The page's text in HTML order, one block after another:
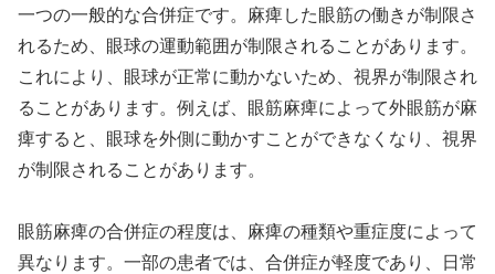
一つの一般的な合併症です。麻痺した眼筋の働きが制限さ
れるため、眼球の運動範囲が制限されることがあります。
これにより、眼球が正常に動かないため、視界が制限され
ることがあります。例えば、眼筋麻痺によって外眼筋が麻
痺すると、眼球を外側に動かすことができなくなり、視界
が制限されることがあります。
眼筋麻痺の合併症の程度は、麻痺の種類や重症度によって
異なります。一部の患者では、合併症が軽度であり、日常